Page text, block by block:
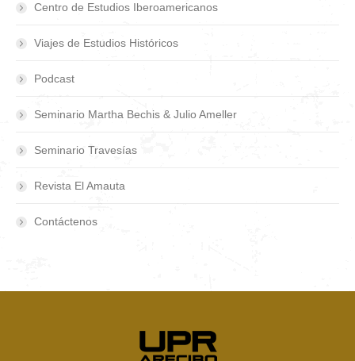
Centro de Estudios Iberoamericanos
Viajes de Estudios Históricos
Podcast
Seminario Martha Bechis & Julio Ameller
Seminario Travesías
Revista El Amauta
Contáctenos